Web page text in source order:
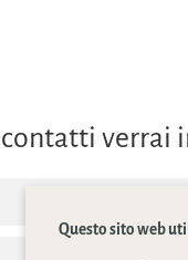
contatti
Questo sito web